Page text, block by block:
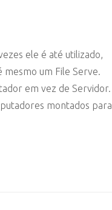
ele é até utilizado,
um File Serve.
em vez de Servidor.
montados para